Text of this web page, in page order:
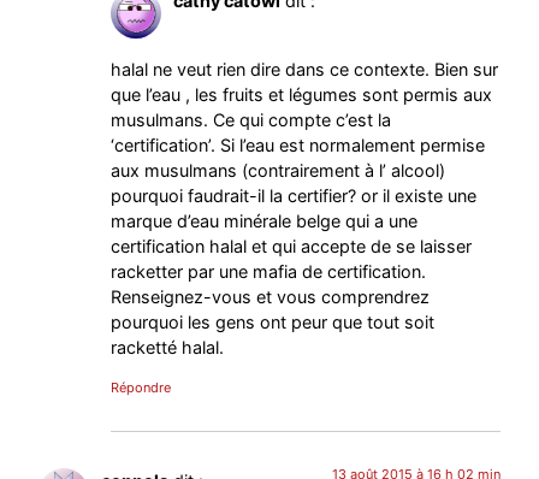
halal ne veut rien dire dans ce contexte. Bien sur
que l’eau , les fruits et légumes sont permis aux
musulmans. Ce qui compte c’est la
‘certification’. Si l’eau est normalement permise
aux musulmans (contrairement à l’ alcool)
pourquoi faudrait-il la certifier? or il existe une
marque d’eau minérale belge qui a une
certification halal et qui accepte de se laisser
racketter par une mafia de certification.
Renseignez-vous et vous comprendrez
pourquoi les gens ont peur que tout soit
racketté halal.
Répondre
13 août 2015 à 16 h 02 min